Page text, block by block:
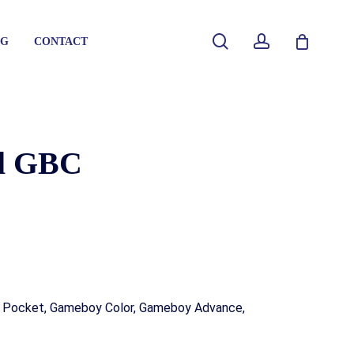
G CONTACT searchaccount
Close
Cart
GBC
Gameboy Color, Gameboy Advance,